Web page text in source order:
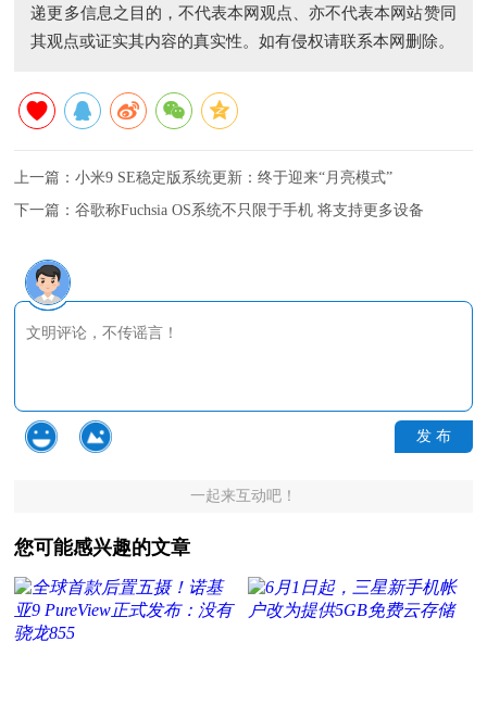
递更多信息之目的，不代表本网观点、亦不代表本网站赞同
其观点或证实其内容的真实性。如有侵权请联系本网删除。
上一篇：小米9 SE稳定版系统更新：终于迎来“月亮模式”
下一篇：谷歌称Fuchsia OS系统不只限于手机 将支持更多设备
发 布
一起来互动吧！
您可能感兴趣的文章